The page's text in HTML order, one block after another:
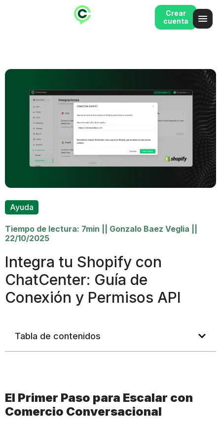
Crear
cuenta
Ayuda
Tiempo de lectura: 7min Gonzalo Baez Veglia
22/10/2025
Integra tu Shopify con
ChatCenter: Guía de
Conexión y Permisos API
Tabla de contenidos
El Primer Paso para Escalar con
Comercio Conversacional